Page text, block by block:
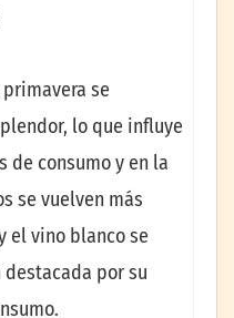
se
lo que influye
de consumo y en la
se vuelven más
el vino blanco se
por su